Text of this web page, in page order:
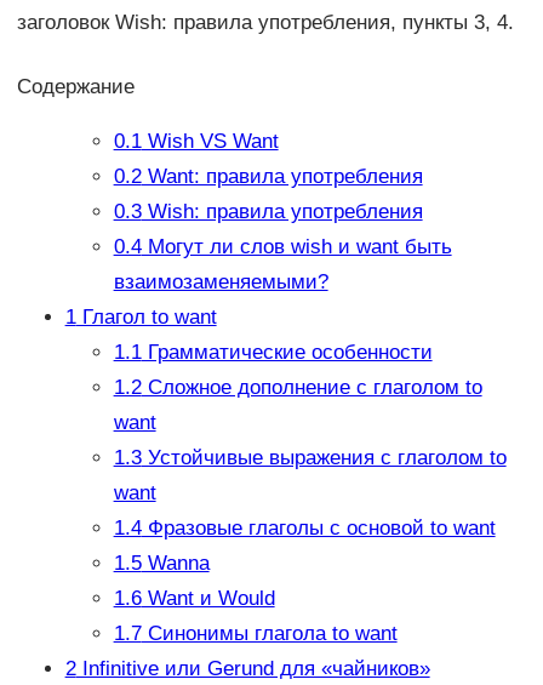
заголовок Wish: правила употребления, пункты 3, 4.
Содержание
0.1Wish VS Want
0.2Want: правила употребления
0.3Wish: правила употребления
0.4Могут ли слов wish и want быть
взаимозаменяемыми?
1Глагол to want
1.1Грамматические особенности
1.2Сложное дополнение с глаголом to
want
1.3Устойчивые выражения с глаголом to
want
1.4Фразовые глаголы с основой to want
1.5Wanna
1.6Want и Would
1.7Синонимы глагола to want
2Infinitive или Gerund для «чайников»